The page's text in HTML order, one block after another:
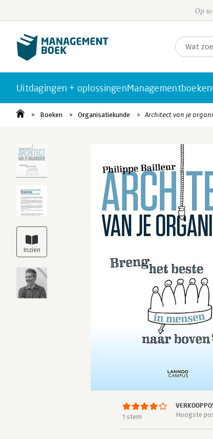
Op
Uitdagingen + oplossingenManagementboeken
Boeken Organisatiekunde Architect van je
1 stem
Hoogste